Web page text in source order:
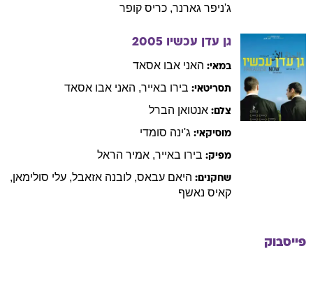
ג'ניפר גארנר, כריס קופר
גן עדן עכשיו 2005
במאי: האני אבו אסאד
תסריטאי: בירו באייר, האני אבו אסאד
צלם: אנטואן הברל
מוסיקאי: ג'ינה סומדי
מפיק: בירו באייר, אמיר הראל
שחקנים: היאם עבאס, לובנה אזאבל, עלי סולימאן,
קאיס נאשף
פייסבוק